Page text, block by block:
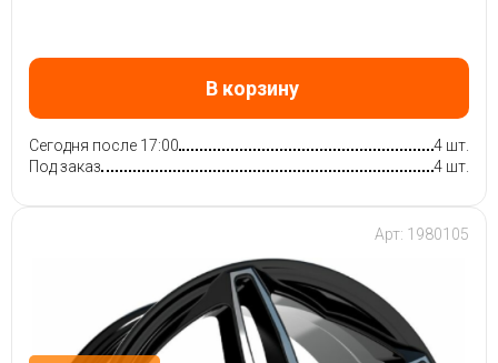
В корзину
Сегодня после 17:00
4 шт.
Под заказ
4 шт.
Арт: 1980105